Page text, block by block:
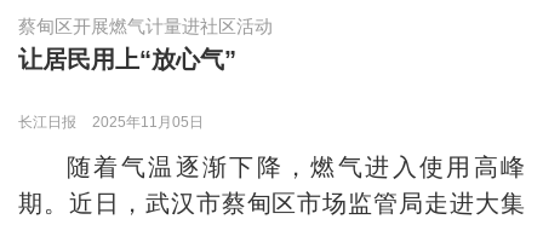
蔡甸区开展燃气计量进社区活动
让居民用上“放心气”
长江日报 2025年11月05日
随着气温逐渐下降，燃气进入使用高峰
期。近日，武汉市蔡甸区市场监管局走进大集